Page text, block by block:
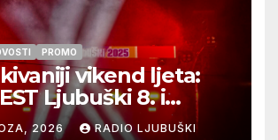
PROMO
vikend ljeta:
Ljubuški 8. i
2026 RADIO LJUBUŠKI